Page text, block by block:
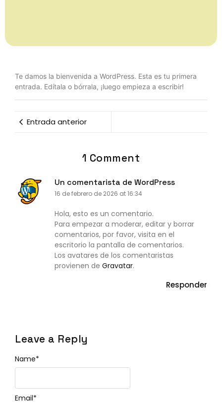
Te damos la bienvenida a WordPress. Esta es tu primera
entrada. Edítala o bórrala, ¡luego empieza a escribir!
Entrada anterior
1 Comment
Un comentarista de WordPress
16 de febrero de 2026 at 16:34
Hola, esto es un comentario.
Para empezar a moderar, editar y borrar
comentarios, por favor, visita en el
escritorio la pantalla de comentarios.
Los avatares de los comentaristas
provienen de Gravatar.
Responder
Leave a Reply
Name*
Email*